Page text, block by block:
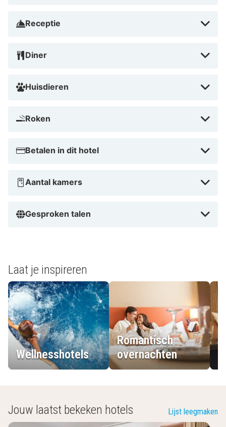
Receptie
Diner
Huisdieren
Roken
Betalen in dit hotel
Aantal kamers
Gesproken talen
Laat je inspireren
Wellnesshotels
Romantisch
overnachten
Jouw laatst bekeken hotels Lijst leegmaken